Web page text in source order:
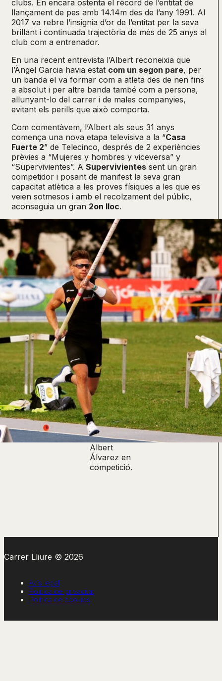
clubs. En encara ostenta el rècord de l’entitat de
llançament de pes amb 14.14m des de l’any 1991. Al
2017 va rebre l’insignia d’or de l’entitat per la seva
brillant i continuada trajectòria de més de 25 anys al
club com a entrenador.
En una recent entrevista l’Albert reconeixia que
l’Àngel Garcia havia estat com un segon pare, per
un banda el va formar com a atleta des de nen fins
a absolut i per altre banda també com a persona,
allunyant-lo del carrer i de males companyies,
evitant els perills que això comporta.
Com comentàvem, l’Albert als seus 31 anys
comença una nova etapa televisiva a la “Casa
Fuerte 2” de Telecinco, després de 2 experiències
prèvies a “Mujeres y hombres y viceversa” y
“Supervivientes”. A Supervivientes sent un gran
competidor i posant de manifest la seva gran
capacitat atlètica a les proves físiques a les que es
veien sotmesos i amb el recolzament del públic,
aconseguia un gran 2on lloc.
Albert
Álvarez en
competició.
Carrer Lliure © 2026
Avís legal
Política de privacitat
Política de cookies